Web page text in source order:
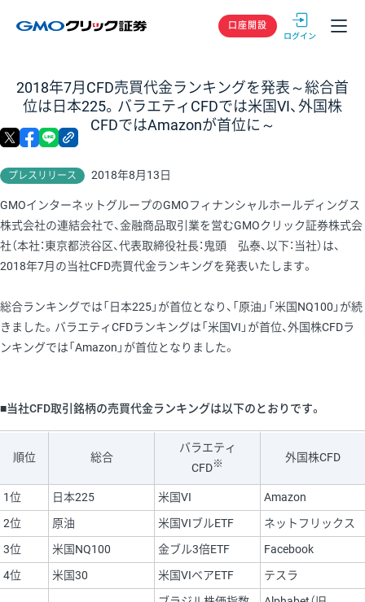
GMOクリック
口座開設
2018年7月CFD売買代金ランキングを発表～総合首
位は日本225。バラエティCFDでは米国VI、外国株
CFDではAmazonが首位に～
プレスリリース 2018年8月13日
X facebook
GMOインターネットグループのGMOフィナンシャルホールディングス
株式会社の連結会社で、金融商品取引業を営むGMOクリック証券株式会
社（本社：東京都渋谷区、代表取締役社長：鬼頭 弘泰、以下：当社）は、
2018年7月の当社CFD売買代金ランキングを発表いたします。
総合ランキングでは「日本225」が首位となり、「原油」「米国NQ100」が続
きました。バラエティCFDランキングは「米国VI」が首位、外国株CFDラ
ンキングでは「Amazon」が首位となりました。
■当社CFD取引銘柄の売買代金ランキングは以下のとおりです。
順位 総合
バラエティ
CFD※ 外国株CFD
1位 日本225 米国VI
Amazon
2位
原油 米国VIブルETF
ネットフリックス
3位
米国NQ100 金ブル3倍ETF
Facebook
4位
米国30 米国VIベアETF テスラ